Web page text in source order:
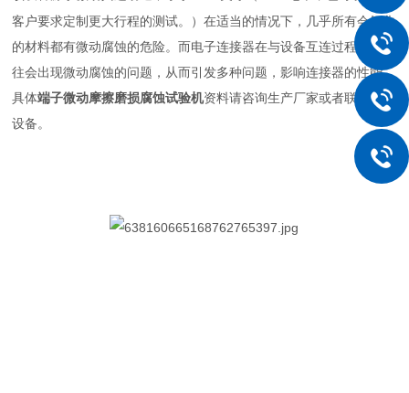
客户要求定制更大行程的测试。）在适当的情况下，几乎所有会氧化
的材料都有微动腐蚀的危险。而电子连接器在与设备互连过程中，往
往会出现微动腐蚀的问题，从而引发多种问题，影响连接器的性能。
具体端子微动摩擦磨损腐蚀试验机资料请咨询生产厂家或者联往检测
设备。